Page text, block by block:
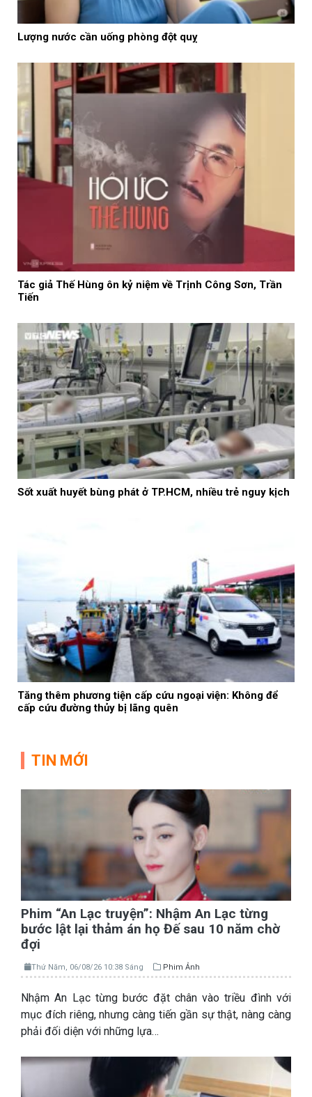
Lượng nước cần uống phòng đột quỵ
Tác giả Thế Hùng ôn kỷ niệm về Trịnh Công Sơn, Trần
Tiến
Sốt xuất huyết bùng phát ở TP.HCM, nhiều trẻ nguy kịch
Tăng thêm phương tiện cấp cứu ngoại viện: Không để
cấp cứu đường thủy bị lãng quên
TIN MỚI
Phim “An Lạc truyện”: Nhậm An Lạc từng
bước lật lại thảm án họ Đế sau 10 năm chờ
đợi
Thứ Năm, 06/08/26 10:38 Sáng Phim Ảnh
Nhậm An Lạc từng bước đặt chân vào triều đình với
mục đích riêng, nhưng càng tiến gần sự thật, nàng càng
phải đối diện với những lựa…